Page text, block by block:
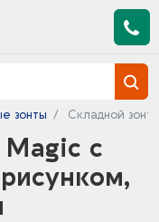
зонты Складной зонт
с